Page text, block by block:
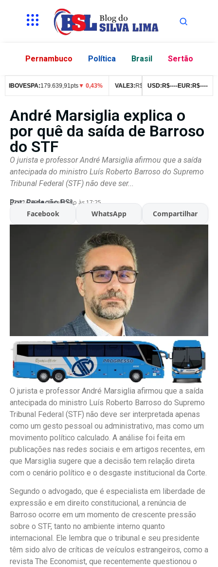
Pernambuco Política Brasil Sertão
179.639,91pts▼ 0,43% VALE3:R$76,99▼ 2,49% ITUB4:R$
USD: R$----EUR: R$----
André Marsiglia explica o
por quê da saída de Barroso
do STF
O jurista e professor André Marsiglia afirmou que a saída
antecipada do ministro Luís Roberto Barroso do Supremo
Tribunal Federal (STF) não deve ser...
Por:Redação BSL
07/02/2026 Atualizado às 17:25
Facebook WhatsApp Compartilhar
O jurista e professor André Marsiglia afirmou que a saída
antecipada do ministro Luís Roberto Barroso do Supremo
Tribunal Federal (STF) não deve ser interpretada apenas
como um gesto pessoal ou administrativo, mas como um
movimento político calculado. A análise foi feita em
publicações nas redes sociais e em artigos recentes, em
que Marsiglia sugere que a decisão tem relação direta
com o cenário político e o desgaste institucional da Corte.
Segundo o advogado, que é especialista em liberdade de
expressão e em direito constitucional, a renúncia de
Barroso ocorre em um momento de crescente pressão
sobre o STF, tanto no ambiente interno quanto
internacional. Ele lembra que o tribunal e seu presidente
têm sido alvo de críticas de veículos estrangeiros, como a
revista The Economist, que recentemente questionou o